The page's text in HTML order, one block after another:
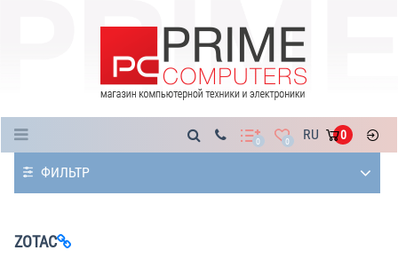
0 0 RU 0
ФИЛЬТР
ZOTAC